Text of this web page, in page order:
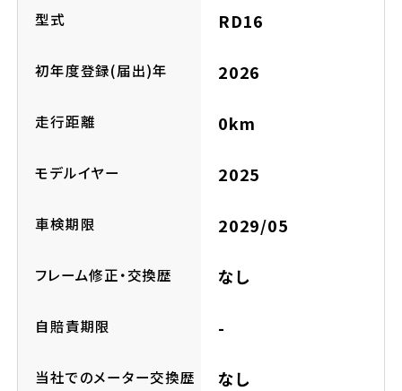
型式 RD16
初年度登録(届出)年 2026
走行距離 0km
モデルイヤー 2025
車検期限 2029/05
フレーム修正・交換歴 なし
自賠責期限 -
当社でのメーター交換歴 なし
千葉県
埼玉県
ホンダドリーム ふかや花園
ホンダドリーム 鴻巣
ホンダドリーム 所沢
ホンダドリーム 西宮甲子園
奈良県
ホンダドリーム 奈良